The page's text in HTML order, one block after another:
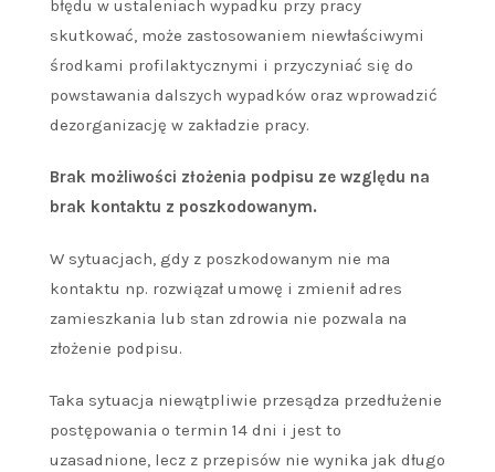
błędu w ustaleniach wypadku przy pracy
skutkować, może zastosowaniem niewłaściwymi
środkami profilaktycznymi i przyczyniać się do
powstawania dalszych wypadków oraz wprowadzić
dezorganizację w zakładzie pracy.
Brak możliwości złożenia podpisu ze względu na
brak kontaktu z poszkodowanym.
W sytuacjach, gdy z poszkodowanym nie ma
kontaktu np. rozwiązał umowę i zmienił adres
zamieszkania lub stan zdrowia nie pozwala na
złożenie podpisu.
Taka sytuacja niewątpliwie przesądza przedłużenie
postępowania o termin 14 dni i jest to
uzasadnione, lecz z przepisów nie wynika jak długo